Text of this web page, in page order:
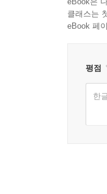
클래스는
eBook 페
평점
한